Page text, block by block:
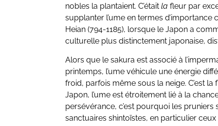
nobles la plantaient. C’étaitlafleur par
supplanter l’ume en termes
Heian (794-1185), lorsque le Japon a
culturelle plus distinctement japonaise,
Alors que le sakura est associé à
printemps, l’ume véhicule une énergie
froid, parfois même sous la neige. C’est la
Japon, l’ume est étroitement lié à la
persévérance, c’est pourquoi les
sanctuaires shintoïstes, en particulier